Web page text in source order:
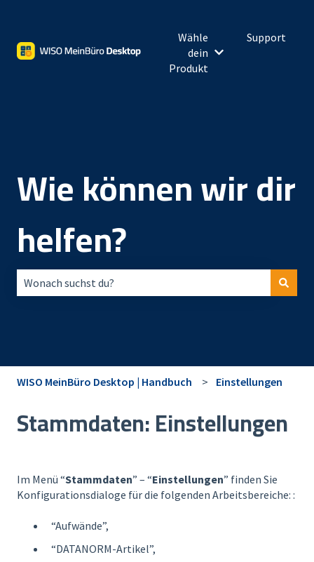
Wähle
dein
Produkt
Untermenü für
Support
Wie können wir dir
helfen?
WISO MeinBüro Desktop | Handbuch Einstellungen
Stammdaten: Einstellungen
Im Menü “Stammdaten” – “Einstellungen” finden Sie
Konfigurationsdialoge für die folgenden Arbeitsbereiche: :
“Aufwände”,
“DATANORM-Artikel”,